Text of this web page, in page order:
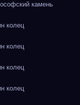
камень
колец
колец
колец
колец